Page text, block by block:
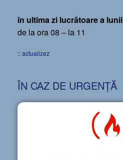
în ultima zi lucrătoare a lunii
de la ora 08 – la 11
:: actualizez
ÎN CAZ DE URGENȚĂ